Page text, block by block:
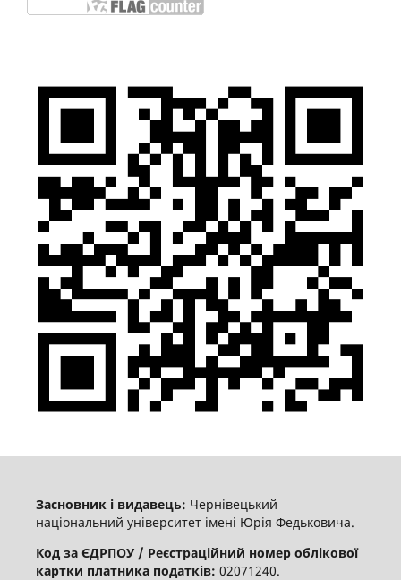
Засновник і видавець: Чернівецький
національний університет імені Юрія Федьковича.
Код за ЄДРПОУ / Реєстраційний номер облікової
картки платника податків: 02071240.